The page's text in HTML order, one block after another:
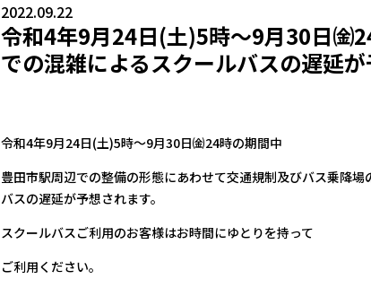
2022.09.22
令和4年9月24日(土)5時～9月30日
での混雑によるスクールバスの遅延が
令和4年9月24日(土)5時～9月30日㈮24時の期間中
豊田市駅周辺での整備の形態にあわせて交通規制及びバス乗降
バスの遅延が予想されます。
スクールバスご利用のお客様はお時間にゆとりを持って
ご利用ください。